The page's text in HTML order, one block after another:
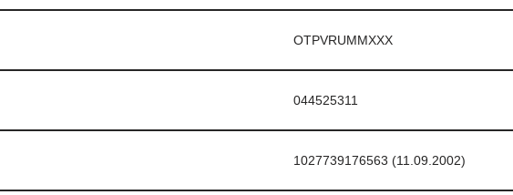
OTPVRUMMXXX
044525311
1027739176563 (11.09.2002)